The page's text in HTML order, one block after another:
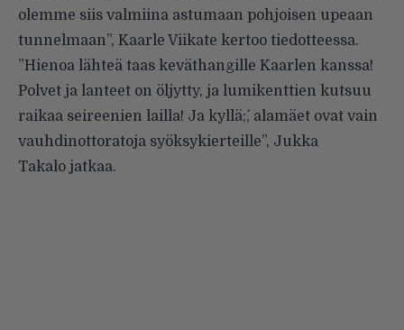
olemme siis valmiina astumaan pohjoisen upeaan
tunnelmaan”, Kaarle Viikate kertoo tiedotteessa.
”Hienoa lähteä taas keväthangille Kaarlen kanssa!
Polvet ja lanteet on öljytty, ja lumikenttien kutsuu
raikaa seireenien lailla! Ja kyllä;´, alamäet ovat vain
vauhdinottoratoja syöksykierteille”, Jukka
Takalo jatkaa.